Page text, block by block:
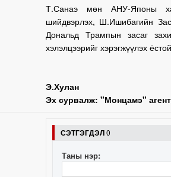
Т.Санаэ мөн АНУ-Японы
шийдвэрлэх, Ш.Ишибагийн
Дональд Трампын засаг
хэлэлцээрийг хэрэгжүүлэх
Э.Хулан
Эх сурвалж: "Монцамэ"
СЭТГЭГДЭЛ0
Таны нэр: